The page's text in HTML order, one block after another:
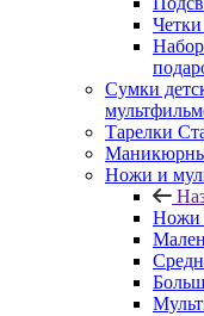
Сумки
Тарелки
Ножи и
Ножи